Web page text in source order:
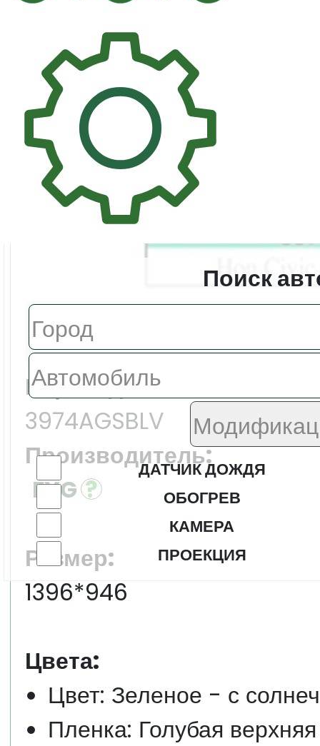
Поиск
ДАТЧИК ДОЖДЯ
ОБОГРЕВ
КАМЕРА
ПРОЕКЦИЯ
Цена:
Еврокод:
3974AGSBLV
Производитель:
FYG
Размер:
1396*946
Цвета:
Цвет: Зеленое - с
Пленка: Голубая